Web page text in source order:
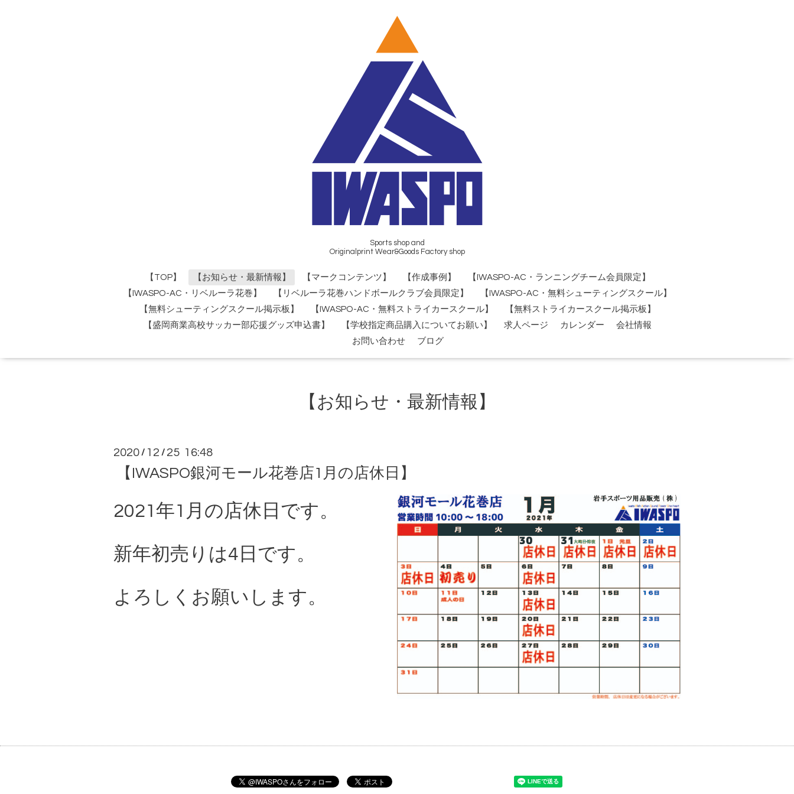
Sports shop and
Originalprint Wear&Goods Factory shop
【TOP】 【お知らせ・最新情報】 【マークコンテンツ】 【作成事例】
【IWASPO-AC・ランニングチーム会員限定】
【IWASPO-AC・リベルーラ花巻】
【リベルーラ花巻ハンドボールクラブ会員限定】
【IWASPO-AC・無料シューティングスクール】
【無料シューティングスクール掲示板】
【IWASPO-AC・無料ストライカースクール】
【無料ストライカースクール掲示板】
【盛岡商業高校サッカー部応援グッズ申込書】
【学校指定商品購入についてお願い】 求人ページ カレンダー
会社情報
お問い合わせ
ブログ
【お知らせ・最新情報】
2020 / 12 / 25 16:48
【IWASPO銀河モール花巻店1月の店休日】
2021年1月の店休日です。
新年初売りは4日です。
よろしくお願いします。